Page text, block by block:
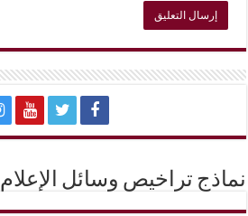
نماذج تراخيص وسائل الإعلام